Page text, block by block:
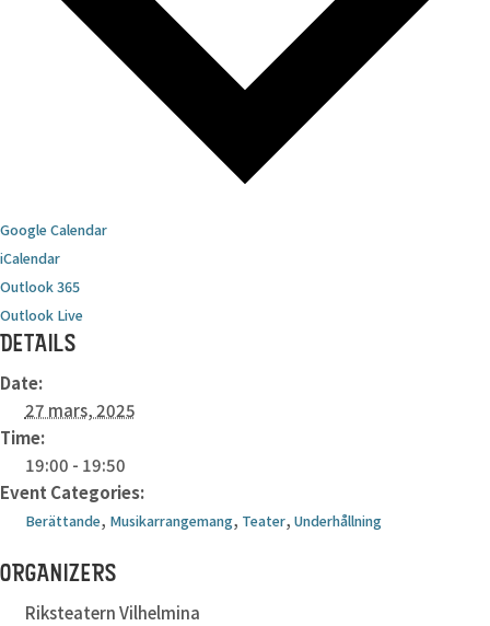
Google Calendar
iCalendar
Outlook 365
Outlook Live
DETAILS
Date:
27 mars, 2025
Time:
19:00 - 19:50
Event Categories:
Berättande, Musikarrangemang, Teater, Underhållning
ORGANIZERS
Riksteatern Vilhelmina